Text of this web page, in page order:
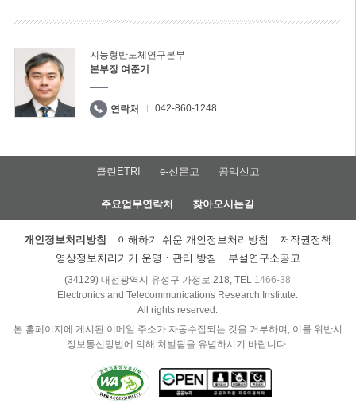
지능형반도체연구본부
본부장 여준기
연락처 042-860-1248
클린ETRI e-신문고 공익신고
주요업무연락처 찾아오시는길
개인정보처리방침 이해하기 쉬운 개인정보처리방침
저작권정책
영상정보처리기기 운영ㆍ관리 방침
부설연구소공고
(34129) 대전광역시 유성구 가정로 218, TEL 1466-38
Electronics and Telecommunications Research Institute.
All rights reserved.
본 홈페이지에 게시된 이메일 주소가 자동수집되는 것을 거부하며, 이를 위반시
정보통신망법에 의해 처벌됨을 유념하시기 바랍니다.